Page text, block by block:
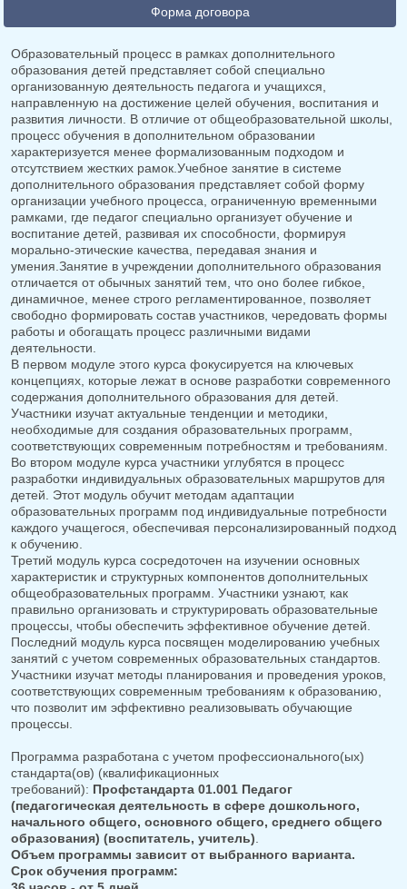
Форма договора
Образовательный процесс в рамках дополнительного
образования детей представляет собой специально
организованную деятельность педагога и учащихся,
направленную на достижение целей обучения, воспитания и
развития личности. В отличие от общеобразовательной школы,
процесс обучения в дополнительном образовании
характеризуется менее формализованным подходом и
отсутствием жестких рамок.Учебное занятие в системе
дополнительного образования представляет собой форму
организации учебного процесса, ограниченную временными
рамками, где педагог специально организует обучение и
воспитание детей, развивая их способности, формируя
морально-этические качества, передавая знания и
умения.Занятие в учреждении дополнительного образования
отличается от обычных занятий тем, что оно более гибкое,
динамичное, менее строго регламентированное, позволяет
свободно формировать состав участников, чередовать формы
работы и обогащать процесс различными видами
деятельности.
В первом модуле этого курса фокусируется на ключевых
концепциях, которые лежат в основе разработки современного
содержания дополнительного образования для детей.
Участники изучат актуальные тенденции и методики,
необходимые для создания образовательных программ,
соответствующих современным потребностям и требованиям.
Во втором модуле курса участники углубятся в процесс
разработки индивидуальных образовательных маршрутов для
детей. Этот модуль обучит методам адаптации
образовательных программ под индивидуальные потребности
каждого учащегося, обеспечивая персонализированный подход
к обучению.
Третий модуль курса сосредоточен на изучении основных
характеристик и структурных компонентов дополнительных
общеобразовательных программ. Участники узнают, как
правильно организовать и структурировать образовательные
процессы, чтобы обеспечить эффективное обучение детей.
Последний модуль курса посвящен моделированию учебных
занятий с учетом современных образовательных стандартов.
Участники изучат методы планирования и проведения уроков,
соответствующих современным требованиям к образованию,
что позволит им эффективно реализовывать обучающие
процессы.
Программа разработана с учетом профессионального(ых)
стандарта(ов) (квалификационных
требований): Профстандарта 01.001 Педагог
(педагогическая деятельность в сфере дошкольного,
начального общего, основного общего, среднего общего
образования) (воспитатель, учитель)
Объем программы зависит от выбранного варианта.
Срок обучения программ: